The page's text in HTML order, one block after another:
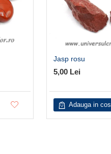
Jasp rosu
5,00 Lei
Adauga in cos